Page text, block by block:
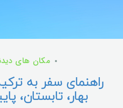
مکان های
راهنمای سفر به
بهار، تابستان،